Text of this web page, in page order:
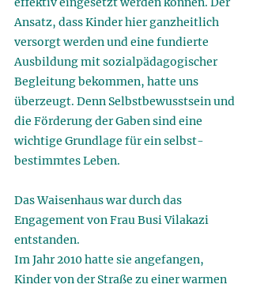
Ansatz, dass Kinder hier ganzheitlich
versorgt werden und eine fundierte
Ausbildung mit sozialpädagogischer
Begleitung bekommen, hatte uns
überzeugt. Denn Selbstbewusstsein und
die Förderung der Gaben sind eine
wichtige Grundlage für ein selbst-
bestimmtes Leben.
Das Waisenhaus war durch das
Engagement von Frau Busi Vilakazi
entstanden.
Im Jahr 2010 hatte sie angefangen,
Kinder von der Straße zu einer warmen